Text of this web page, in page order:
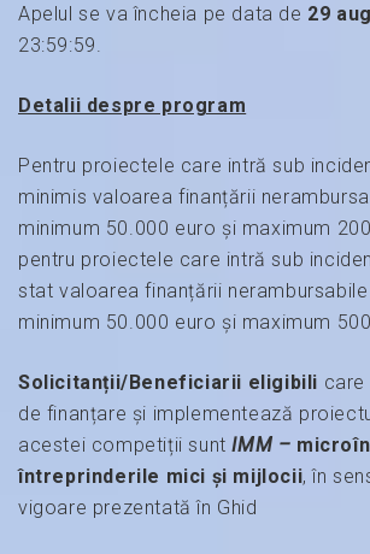
Apelul se va încheia pe data de 29
23:59:59.
Detalii despre program
Pentru proiectele care intră sub
minimis valoarea finanțării
minimum 50.000 euro și maximum
pentru proiectele care intră sub
stat valoarea finanțării
minimum 50.000 euro și maximum
Solicitanții/Beneficiarii eligibili care
de finanțare și implementează
acestei competiții suntIMM –
întreprinderile mici și mijlocii, în
vigoare prezentată în Ghid